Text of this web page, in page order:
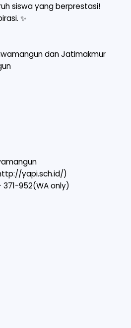
siswa yang berprestasi!
✨
dan Jatimakmur
yapi.sch.id/)
371-952(WA only)